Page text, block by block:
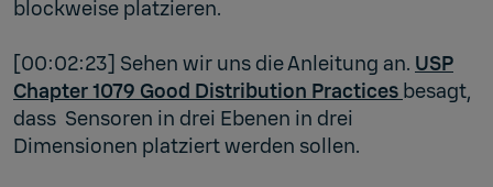
blockweise platzieren.
[00:02:23] Sehen wir uns die Anleitung an. USP
Chapter 1079 Good Distribution Practices besagt,
dass Sensoren in drei Ebenen in drei
Dimensionen platziert werden sollen.